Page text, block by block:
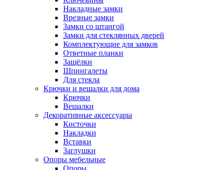
Накладные замки
Врезные замки
Замки со штангой
Замки для стеклянных дверей
Комплектующие для замков
Ответные планки
Защёлки
Шпингалеты
Для стекла
Крючки и вешалки для дома
Крючки
Вешалки
Декоративные аксессуары
Кисточки
Накладки
Вставки
Заглушки
Опоры мебельные
Опоры